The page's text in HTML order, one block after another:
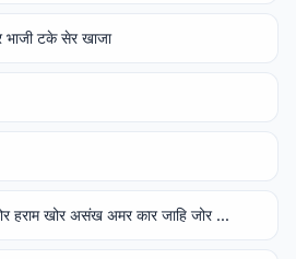
भाजी टके सेर खाजा
खोर असंख अमर कार जाहि जोर ...